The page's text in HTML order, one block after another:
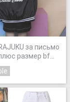
за письмо
размер bf
блока PU с
wadded хлопка
"